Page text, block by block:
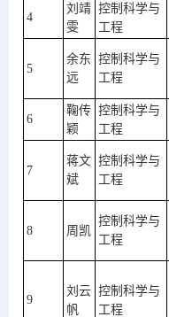
4
刘靖
雯
控制科学与
工程
5
余东
远
控制科学与
工程
6
鞠传
颖
控制科学与
工程
7
蒋文
斌
控制科学与
工程
8 周凯
控制科学与
工程
9
刘云
帆
控制科学与
工程